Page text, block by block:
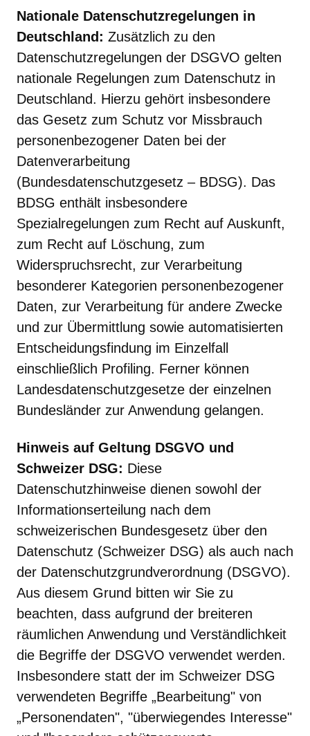
Nationale Datenschutzregelungen in
Deutschland: Zusätzlich zu den
Datenschutzregelungen der DSGVO gelten
nationale Regelungen zum Datenschutz in
Deutschland. Hierzu gehört insbesondere
das Gesetz zum Schutz vor Missbrauch
personenbezogener Daten bei der
Datenverarbeitung
(Bundesdatenschutzgesetz – BDSG). Das
BDSG enthält insbesondere
Spezialregelungen zum Recht auf Auskunft,
zum Recht auf Löschung, zum
Widerspruchsrecht, zur Verarbeitung
besonderer Kategorien personenbezogener
Daten, zur Verarbeitung für andere Zwecke
und zur Übermittlung sowie automatisierten
Entscheidungsfindung im Einzelfall
einschließlich Profiling. Ferner können
Landesdatenschutzgesetze der einzelnen
Bundesländer zur Anwendung gelangen.
Hinweis auf Geltung DSGVO und
Schweizer DSG: Diese
Datenschutzhinweise dienen sowohl der
Informationserteilung nach dem
schweizerischen Bundesgesetz über den
Datenschutz (Schweizer DSG) als auch nach
der Datenschutzgrundverordnung (DSGVO).
Aus diesem Grund bitten wir Sie zu
beachten, dass aufgrund der breiteren
räumlichen Anwendung und Verständlichkeit
die Begriffe der DSGVO verwendet werden.
Insbesondere statt der im Schweizer DSG
verwendeten Begriffe „Bearbeitung" von
„Personendaten", "überwiegendes Interesse"